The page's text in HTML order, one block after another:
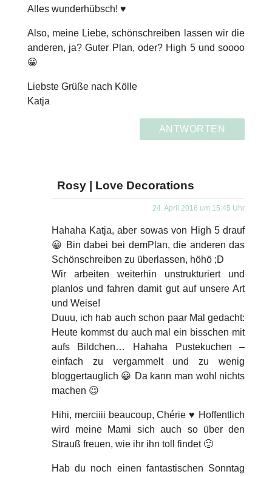
Alles wunderhübsch! ♥
Also, meine Liebe, schönschreiben lassen wir die
anderen, ja? Guter Plan, oder? High 5 und soooo
😀
Liebste Grüße nach Kölle
Katja
ANTWORTEN
Rosy | Love Decorations
24. April 2016 um 15:45 Uhr
Hahaha Katja, aber sowas von High 5 drauf
😀 Bin dabei bei demPlan, die anderen das
Schönschreiben zu überlassen, höhö ;D
Wir arbeiten weiterhin unstrukturiert und
planlos und fahren damit gut auf unsere Art
und Weise!
Duuu, ich hab auch schon paar Mal gedacht:
Heute kommst du auch mal ein bisschen mit
aufs Bildchen… Hahaha Pustekuchen –
einfach zu vergammelt und zu wenig
bloggertauglich 😀 Da kann man wohl nichts
machen 😉
Hihi, merciiii beaucoup, Chérie ♥ Hoffentlich
wird meine Mami sich auch so über den
Strauß freuen, wie ihr ihn toll findet 🙂
Hab du noch einen fantastischen Sonntag